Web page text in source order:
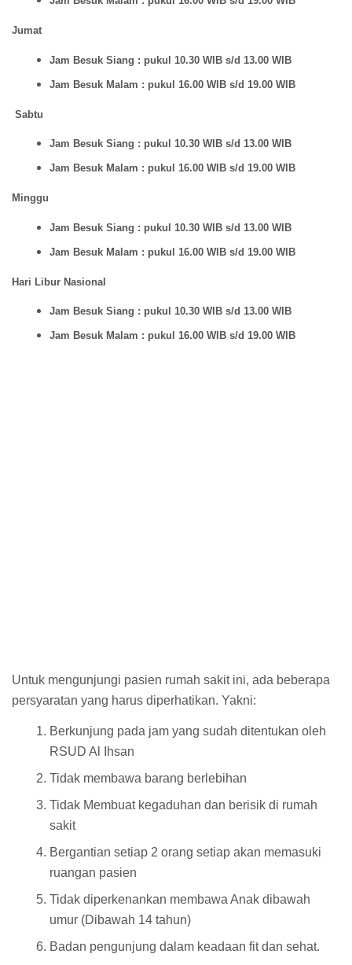
Jumat
Jam Besuk Siang : pukul 10.30 WIB s/d 13.00 WIB
Jam Besuk Malam : pukul 16.00 WIB s/d 19.00 WIB
Sabtu
Jam Besuk Siang : pukul 10.30 WIB s/d 13.00 WIB
Jam Besuk Malam : pukul 16.00 WIB s/d 19.00 WIB
Minggu
Jam Besuk Siang : pukul 10.30 WIB s/d 13.00 WIB
Jam Besuk Malam : pukul 16.00 WIB s/d 19.00 WIB
Hari Libur Nasional
Jam Besuk Siang : pukul 10.30 WIB s/d 13.00 WIB
Jam Besuk Malam : pukul 16.00 WIB s/d 19.00 WIB
Untuk mengunjungi pasien rumah sakit ini, ada beberapa
persyaratan yang harus diperhatikan. Yakni:
Berkunjung pada jam yang sudah ditentukan oleh
RSUD Al Ihsan
Tidak membawa barang berlebihan
Tidak Membuat kegaduhan dan berisik di rumah
sakit
Bergantian setiap 2 orang setiap akan memasuki
ruangan pasien
Tidak diperkenankan membawa Anak dibawah
umur (Dibawah 14 tahun)
Badan pengunjung dalam keadaan fit dan sehat.